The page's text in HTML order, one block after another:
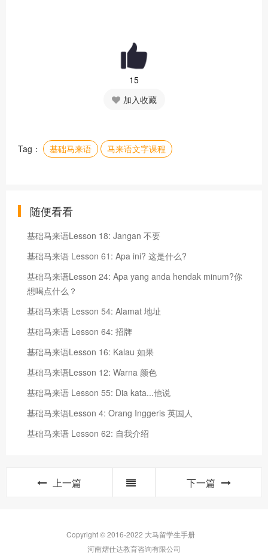
15
加入收藏
Tag： 基础马来语 马来语文字课程
随便看看
基础马来语Lesson 18: Jangan 不要
基础马来语 Lesson 61: Apa ini? 这是什么?
基础马来语Lesson 24: Apa yang anda hendak minum?你
想喝点什么？
基础马来语 Lesson 54: Alamat 地址
基础马来语 Lesson 64: 招牌
基础马来语Lesson 16: Kalau 如果
基础马来语Lesson 12: Warna 颜色
基础马来语 Lesson 55: Dia kata...他说
基础马来语Lesson 4: Orang Inggeris 英国人
基础马来语 Lesson 62: 自我介绍
上一篇 下一篇
Copyright © 2016-2022 大马留学生手册
河南熠仕达教育咨询有限公司